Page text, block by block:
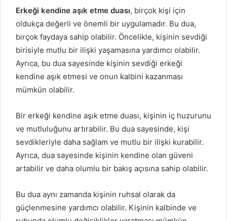
Erkeği kendine aşık etme duası, birçok kişi için
oldukça değerli ve önemli bir uygulamadır. Bu dua,
birçok faydaya sahip olabilir. Öncelikle, kişinin sevdiği
birisiyle mutlu bir ilişki yaşamasına yardımcı olabilir.
Ayrıca, bu dua sayesinde kişinin sevdiği erkeği
kendine aşık etmesi ve onun kalbini kazanması
mümkün olabilir.
Bir erkeği kendine aşık etme duası, kişinin iç huzurunu
ve mutluluğunu artırabilir. Bu dua sayesinde, kişi
sevdikleriyle daha sağlam ve mutlu bir ilişki kurabilir.
Ayrıca, dua sayesinde kişinin kendine olan güveni
artabilir ve daha olumlu bir bakış açısına sahip olabilir.
Bu dua aynı zamanda kişinin ruhsal olarak da
güçlenmesine yardımcı olabilir. Kişinin kalbinde ve